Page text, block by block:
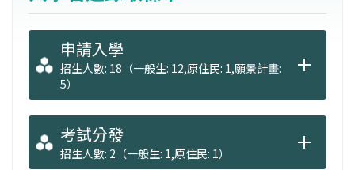
申請入學
招生人數: 18（一般生: 12,原住民: 1,願景計畫:
5）
考試分發
招生人數: 2（一般生: 1,原住民: 1）